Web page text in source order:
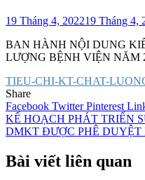
19 Tháng 4, 202219 Tháng 4,
BAN HÀNH NỘI DUNG
LƯỢNG BỆNH VIỆN NĂM
TIEU-CHI-KT-CHAT-
Share
Facebook TwitterPinterest
Điều
hướng
bài
KẾ HOẠCH PHÁT TRIỂN
DMKT ĐƯỢC PHÊ DUYỆT
Bài viết liên quan